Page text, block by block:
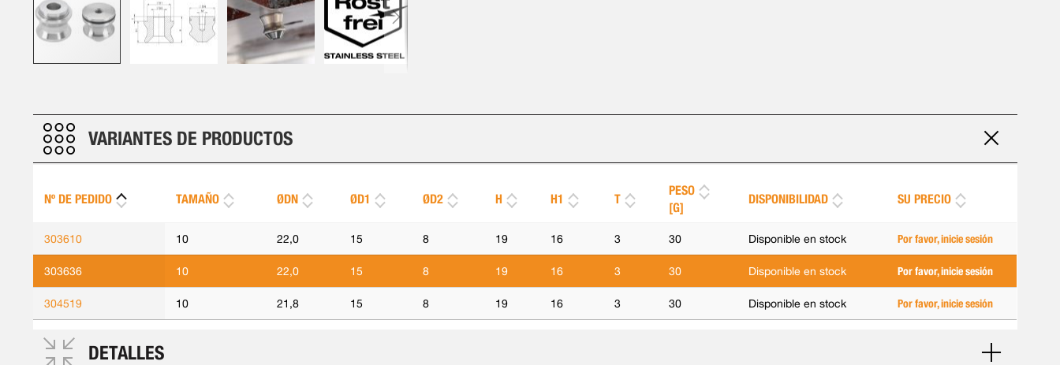
comienzo
de
galería
imágenes
VARIANTES DE PRODUCTOS
Nº DE PEDIDO TAMAÑO ØDN ØD1 ØD2 H H1 T
PESO
[G]
DISPONIBILIDAD SU PRECIO
303610 10 22,0 15 8 19 16 3 30 Disponible en stock Por favor, inicie sesión
303636 10 22,0 15 8 19 16 3 30 Disponible en stock Por favor, inicie sesión
304519 10 21,8 15 8 19 16 3 30 Disponible en stock Por favor, inicie sesión
DETALLES